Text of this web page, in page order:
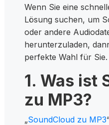
Wenn Sie eine
Lösung suchen, um
oder andere
herunterzuladen,
perfekte Wahl für Sie.
1. Was ist
zu MP3?
„SoundCloud zu MP3